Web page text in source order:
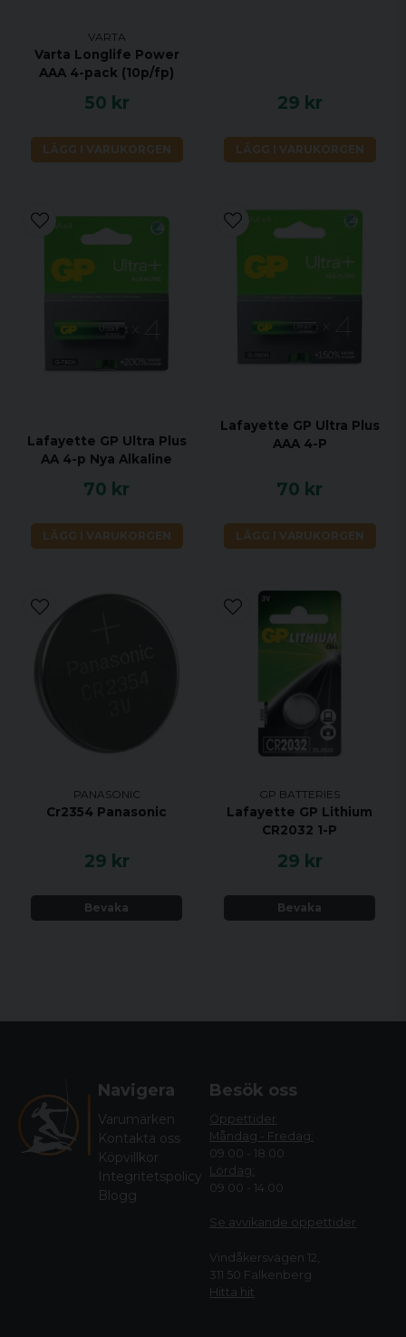
VARTA
Varta Longlife Power
AAA 4-pack (10p/fp)
50 kr
LÄGG I VARUKORGEN
29 kr
LÄGG I VARUKORGEN
Lafayette GP Ultra Plus
AA 4-p Nya Alkaline
70 kr
LÄGG I VARUKORGEN
Lafayette GP Ultra Plus
AAA 4-P
70 kr
LÄGG I VARUKORGEN
PANASONIC
Cr2354 Panasonic
29 kr
Bevaka
GP BATTERIES
Lafayette GP Lithium
CR2032 1-P
29 kr
Bevaka
Navigera
Varumärken
Kontakta oss
Köpvillkor
Integritetspolicy
Blogg
Besök oss
Öppettider
Måndag - Fredag:
09.00 - 18.00
Lördag:
09.00 - 14.00
Se avvikande öppettider
Vindåkersvägen 12,
311 50 Falkenberg
Hitta hit